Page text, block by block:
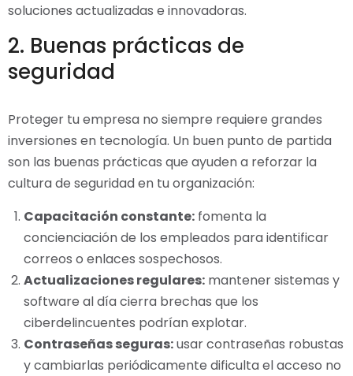
soluciones actualizadas e innovadoras.
2. Buenas prácticas de
seguridad
Proteger tu empresa no siempre requiere grandes
inversiones en tecnología. Un buen punto de partida
son las buenas prácticas que ayuden a reforzar la
cultura de seguridad en tu organización:
Capacitación constante: fomenta la
concienciación de los empleados para identificar
correos o enlaces sospechosos.
Actualizaciones regulares: mantener sistemas y
software al día cierra brechas que los
ciberdelincuentes podrían explotar.
Contraseñas seguras:usar contraseñas robustas
y cambiarlas periódicamente dificulta el acceso no